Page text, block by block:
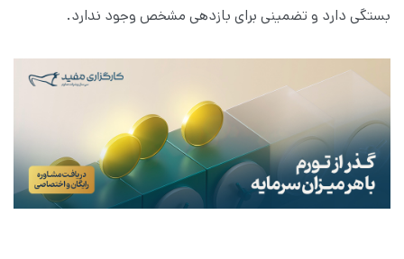
بستگی دارد و تضمینی برای بازدهی مشخص وجود ندارد.